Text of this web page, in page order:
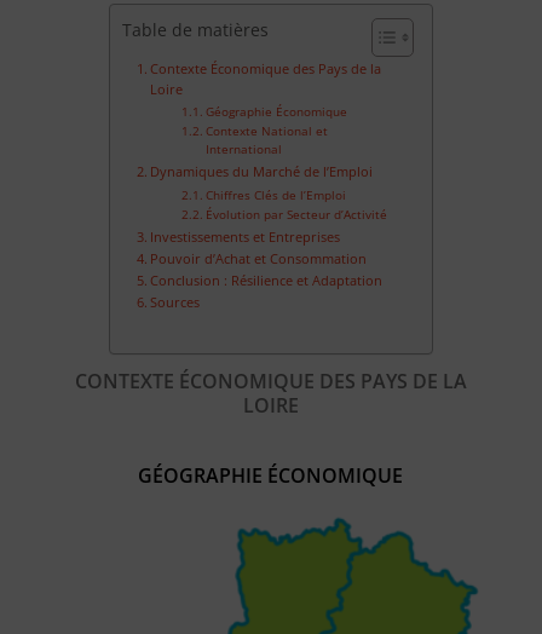
Table de matières
Contexte Économique des Pays de la
Loire
Géographie Économique
Contexte National et
International
Dynamiques du Marché de l’Emploi
Chiffres Clés de l’Emploi
Évolution par Secteur d’Activité
Investissements et Entreprises
Pouvoir d’Achat et Consommation
Conclusion : Résilience et Adaptation
Sources
CONTEXTE ÉCONOMIQUE DES PAYS DE LA
LOIRE
GÉOGRAPHIE ÉCONOMIQUE